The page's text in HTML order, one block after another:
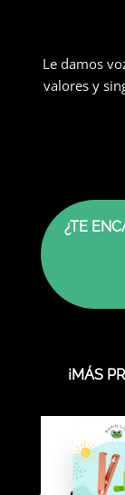
Le damos
valores y
¿TE
¡MÁS